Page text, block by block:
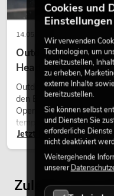
14.05.2026
Outdoor Moving-
Heads bei Events
Outdoor Moving-Heads
den Einsatz im Freien.
Open-Air-Konzerten,
temporären
Jetzt lesen
Zuletzt
Cookies und
Einstellungen
Wir verwenden
Technologien, um
bereitzustellen,
zu erheben,
externe Inhalte
bereitzustellen.
Sie können selbst
und Diensten Sie
erforderliche
nicht deaktiviert
Weitergehende
unserer